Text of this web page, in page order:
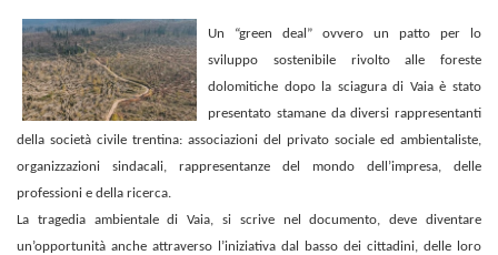
Un “green deal” ovvero un patto per lo
sviluppo sostenibile rivolto alle foreste
dolomitiche dopo la sciagura di Vaia è stato
presentato stamane da diversi rappresentanti
della società civile trentina: associazioni del privato sociale ed ambientaliste,
organizzazioni sindacali, rappresentanze del mondo dell’impresa, delle
professioni e della ricerca.
La tragedia ambientale di Vaia, si scrive nel documento, deve diventare
un’opportunità anche attraverso l’iniziativa dal basso dei cittadini, delle loro